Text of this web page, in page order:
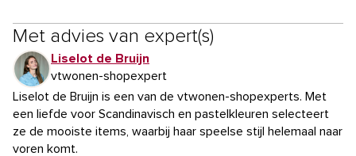
Met advies van expert(s)
Liselot de Bruijn
vtwonen-shopexpert
Liselot de Bruijn is een van de vtwonen-shopexperts. Met
een liefde voor Scandinavisch en pastelkleuren selecteert
ze de mooiste items, waarbij haar speelse stijl helemaal naar
voren komt.